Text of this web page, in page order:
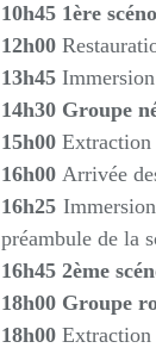
10h45 1ère
12h00
13h45
14h30 Groupe
15h00
16h00 Arrivée
16h25
préambule de la
16h45 2ème
18h00 Groupe
18h00